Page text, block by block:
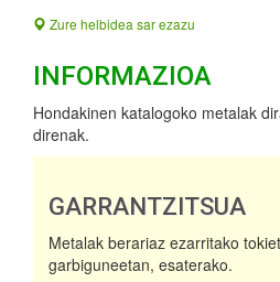
Zure helbidea sar ezazu
INFORMAZIOA
Hondakinen katalogoko metalak
direnak.
GARRANTZITSUA
Metalak berariaz ezarritako
garbiguneetan, esaterako.